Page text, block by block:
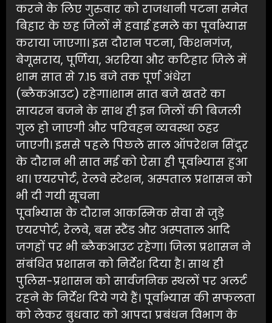
करने के लिए गुरुवार को राजधानी पटना समेत
बिहार के छह जिलों में हवाई हमले का पूर्वाभ्यास
कराया जाएगा। इस दौरान पटना, किशनगंज,
बेगूसराय, पूर्णिया, अररिया और कटिहार जिले में
शाम सात से 7.15 बजे तक पूर्ण अंधेरा
(ब्लैकआउट) रहेगा।शाम सात बजे खतरे का
सायरन बजने के साथ ही इन जिलों की बिजली
गुल हो जाएगी और परिवहन व्यवस्था ठहर
जाएगी। इससे पहले पिछले साल ऑपरेशन सिंदूर
के दौरान भी सात मई को ऐसा ही पूर्वाभ्यास हुआ
था। एयरपोर्ट, रेलवे स्टेशन, अस्पताल प्रशासन को
भी दी गयी सूचना
पूर्वाभ्यास के दौरान आकस्मिक सेवा से जुड़े
एयरपोर्ट, रेलवे, बस स्टैंड और अस्पताल आदि
जगहों पर भी ब्लैकआउट रहेगा। जिला प्रशासन ने
संबंधित प्रशासन को निर्देश दिया है। साथ ही
पुलिस-प्रशासन को सार्वजनिक स्थलों पर अलर्ट
रहने के निर्देश दिये गये हैं। पूर्वाभ्यास की सफलता
को लेकर बुधवार को आपदा प्रबंधन विभाग के